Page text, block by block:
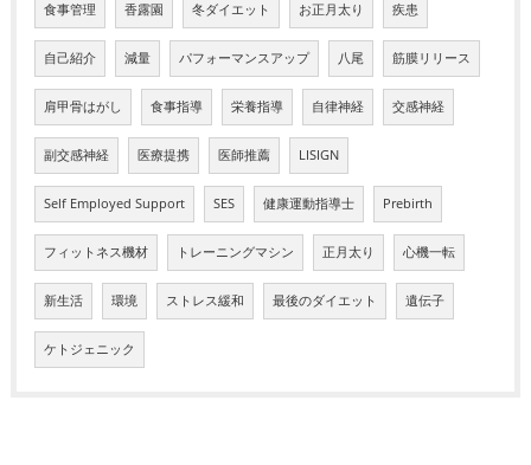
食事管理 香露園 冬ダイエット お正月太り 疾患
自己紹介 減量 パフォーマンスアップ 八尾 筋膜リリース
肩甲骨はがし 食事指導 栄養指導 自律神経 交感神経
副交感神経 医療提携 医師推薦 LISIGN
Self Employed Support SES 健康運動指導士 Prebirth
フィットネス機材 トレーニングマシン 正月太り 心機一転
新生活 環境 ストレス緩和 最後のダイエット 遺伝子
ケトジェニック